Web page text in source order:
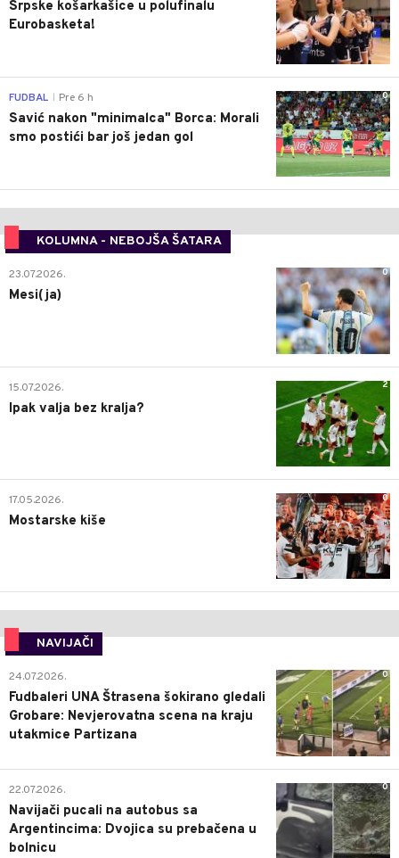
Srpske košarkašice u polufinalu
Eurobasketa!
0
FUDBAL Pre 6 h
Savić nakon "minimalca" Borca: Morali
smo postići bar još jedan gol
KOLUMNA - NEBOJŠA ŠATARA
0
23.07.2026.
Mesi(ja)
2
15.07.2026.
Ipak valja bez kralja?
0
17.05.2026.
Mostarske kiše
NAVIJAČI
0
24.07.2026.
Fudbaleri UNA Štrasena šokirano gledali
Grobare: Nevjerovatna scena na kraju
utakmice Partizana
0
22.07.2026.
Navijači pucali na autobus sa
Argentincima: Dvojica su prebačena u
bolnicu